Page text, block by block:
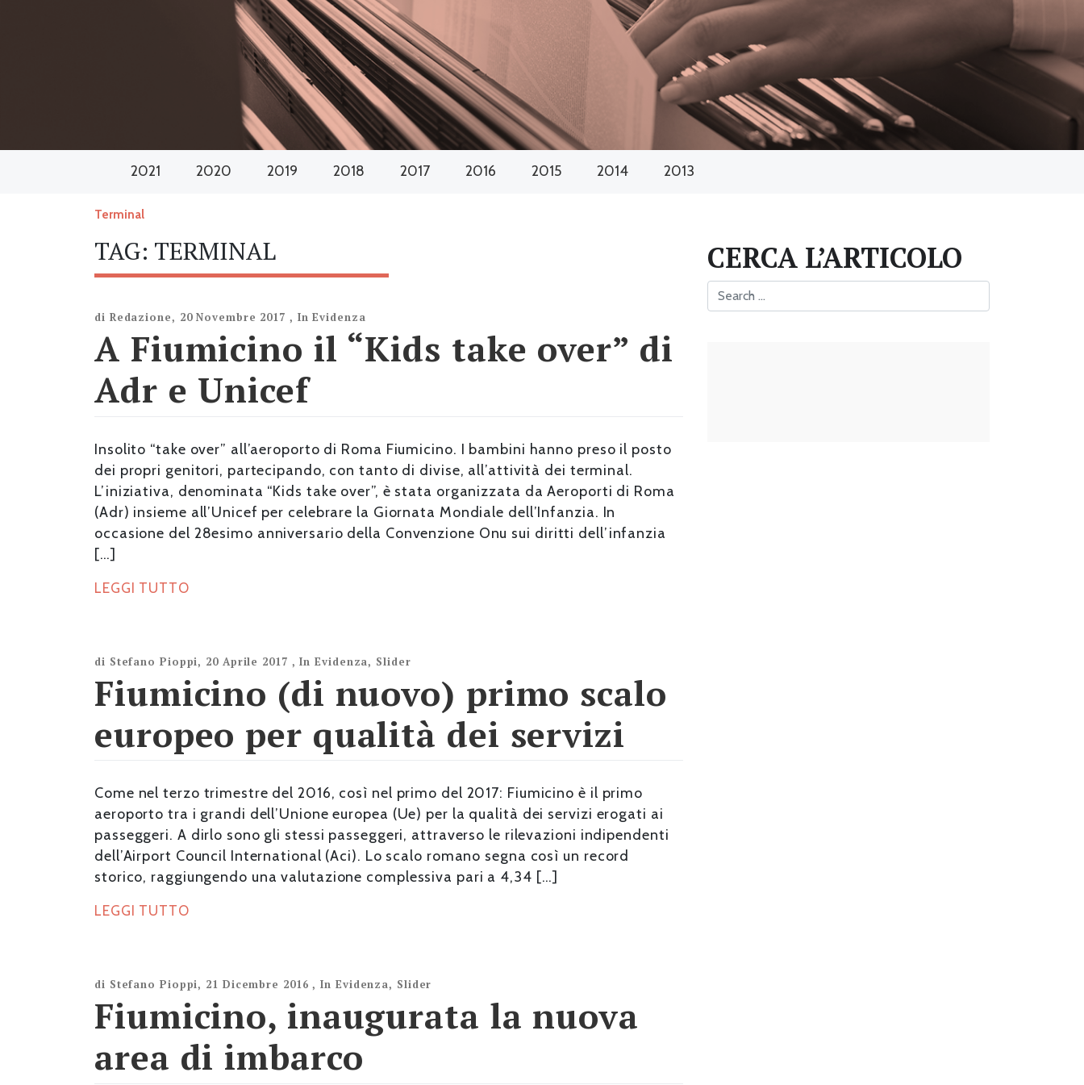
2021 2020 2019 2018 2017 2016 2015 2014 2013
Terminal
TAG: TERMINAL
di Redazione, 20 Novembre 2017 , In Evidenza
A Fiumicino il “Kids take over” di
Adr e Unicef
Insolito “take over” all’aeroporto di Roma Fiumicino. I bambini hanno preso il posto
dei propri genitori, partecipando, con tanto di divise, all’attività dei terminal.
L’iniziativa, denominata “Kids take over”, è stata organizzata da Aeroporti di Roma
(Adr) insieme all’Unicef per celebrare la Giornata Mondiale dell’Infanzia. In
occasione del 28esimo anniversario della Convenzione Onu sui diritti dell’infanzia
[…]
LEGGI TUTTO
di Stefano Pioppi, 20 Aprile 2017 ,In Evidenza, Slider
Fiumicino (di nuovo) primo scalo
europeo per qualità dei servizi
Come nel terzo trimestre del 2016, così nel primo del 2017: Fiumicino è il primo
aeroporto tra i grandi dell’Unione europea (Ue) per la qualità dei servizi erogati ai
passeggeri. A dirlo sono gli stessi passeggeri, attraverso le rilevazioni indipendenti
dell’Airport Council International (Aci). Lo scalo romano segna così un record
storico, raggiungendo una valutazione complessiva pari a 4,34 […]
LEGGI TUTTO
di Stefano Pioppi, 21 Dicembre 2016 ,In Evidenza, Slider
Fiumicino, inaugurata la nuova
area di imbarco
CERCA L’ARTICOLO